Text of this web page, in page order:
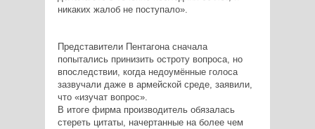
никаких жалоб не поступало».
Представители Пентагона сначала
попытались принизить остроту вопроса, но
впоследствии, когда недоумённые голоса
зазвучали даже в армейской среде, заявили,
что «изучат вопрос».
В итоге фирма производитель обязалась
стереть цитаты, начертанные на более чем